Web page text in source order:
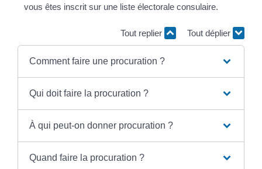
vous êtes inscrit sur une liste électorale consulaire.
Tout replier Tout déplier
Comment faire une procuration ?
Qui doit faire la procuration ?
À qui peut-on donner procuration ?
Quand faire la procuration ?